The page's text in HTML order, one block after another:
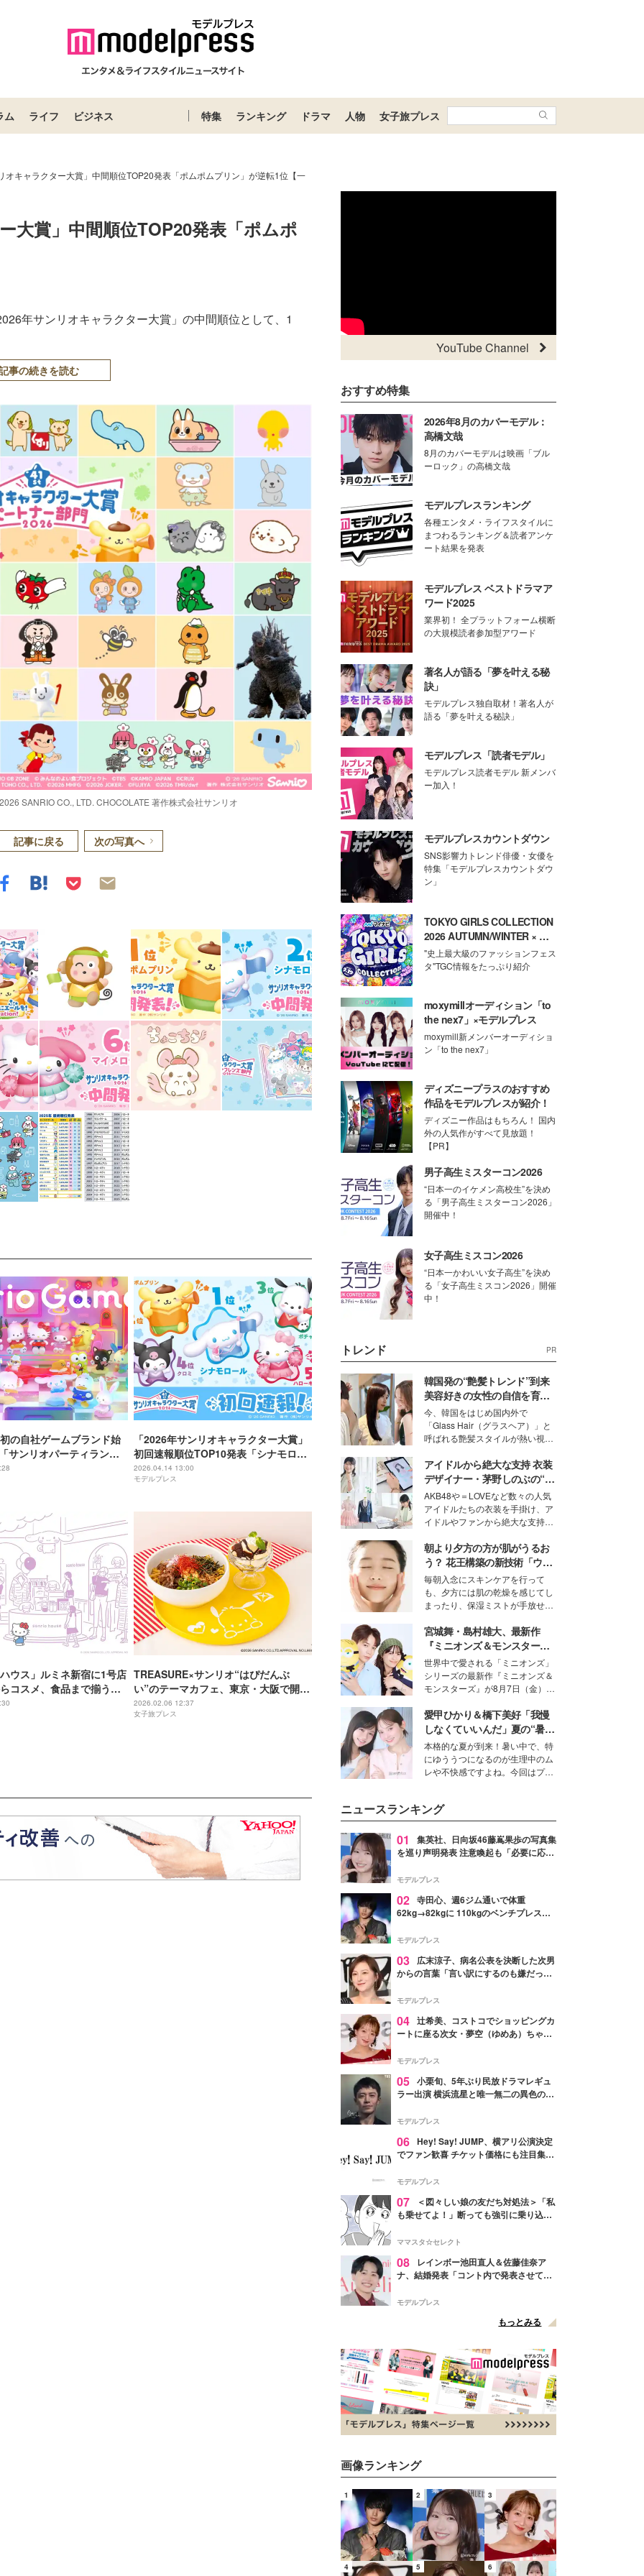
ム ライフ ビジネス 特集 ランキング ドラマ 人物 女子旅プレス
オキャラクター大賞」中間順位TOP20発表「ポムポムプリン」が逆転1位【一
大賞」中間順位TOP20発表「ポムポ
年サンリオキャラクター大賞」の中間順位として、1
事の続きを読む
SANRIO CO., LTD. CHOCOLATE 著作株式会社サンリオ
記事に戻る 次の写真へ
の自社ゲームブランド始
サンリオパーティラン
に世界同時公開
「2026年サンリオキャラクター大賞」
初回速報順位TOP10発表「シナモロー
ル」が1位【一覧】
2026.04.14 13:00
モデルプレス
ウス」ルミネ新宿に1号店
コスメ、食品まで揃う新
ア
TREASURE×サンリオ“はぴだんぶ
い”のテーマカフェ、東京・大阪で開催
TEUMEをおもてなし
2026.02.06 12:37
女子旅プレス
YouTube Channel
おすすめ特集
2026年8月のカバーモデル：
高橋文哉
8月のカバーモデルは映画「ブル
ーロック」の高橋文哉
モデルプレスランキング
各種エンタメ・ライフスタイルに
まつわるランキング＆読者アンケ
ート結果を発表
モデルプレス ベストドラマア
ワード2025
業界初！ 全プラットフォーム横断
の大規模読者参加型アワード
著名人が語る「夢を叶える秘
訣」
モデルプレス独自取材！著名人が
語る「夢を叶える秘訣」
モデルプレス「読者モデル」
モデルプレス読者モデル 新メンバ
ー加入！
モデルプレスカウントダウン
SNS影響力トレンド俳優・女優を
特集「モデルプレスカウントダウ
ン」
TOKYO GIRLS COLLECTION
2026 AUTUMN/WINTER × モ
デルプレス
"史上最大級のファッションフェス
タ"TGC情報をたっぷり紹介
moxymillオーディション「to
the nex7」×モデルプレス
moxymill新メンバーオーディショ
ン「to the nex7」
ディズニープラスのおすすめ
作品をモデルプレスが紹介！
ディズニー作品はもちろん！ 国内
外の人気作がすべて見放題！
【PR】
男子高生ミスターコン2026
“日本一のイケメン高校生”を決め
る「男子高生ミスターコン2026」
開催中！
女子高生ミスコン2026
“日本一かわいい女子高生”を決め
る「女子高生ミスコン2026」開催
中！
トレンド PR
韓国発の“艶髪トレンド”到来
美容好きの女性の自信を育む
「ヘアケア事情」って？
今、韓国をはじめ国内外で
「Glass Hair（グラスヘア）」と
呼ばれる艶髪スタイルが熱い視線
ションの完成度を高めるベースと
して、“髪そのものの美しさ”に改
めて注目する人が増えている様
子。今回は、そんな憧れの艶やか
な髪を日常で叶える、美容好きの
女性たちのヘアケア事情を紹介し
ます。
アイドルから絶大な支持 衣装
デザイナー・茅野しのぶの“可
愛い”を作る美学＜「シチズン
クロスシー」インタビュー＞
AKB48や＝LOVEなど数々の人気
アイドルたちの衣装を手掛け、ア
イドルやファンから絶大な支持を
取締役兼クリエイティブディレク
ター・茅野しのぶ。一人ひとりの
個性に寄り添い、魅力を引き出す
衣装作りは、多くの女性たちに勇
気と自信を与え続けている。
朝より夕方の方が肌がうるお
う？ 花王構築の新技術「ウォ
ーターキャプチャリングスキ
ン（捕水肌）」がスキンケア
の常識を変える予感
毎朝入念にスキンケアを行って
も、夕方には肌の乾燥を感じてし
まったり、保湿ミストが手放せな
な美容の常識を大きく変える可能
性を秘めた、革新的な「Water
Capturing Skin（ウォーターキャ
プチャリングスキン：捕水肌）」
技術を、花王が構築した。
宮城舞・島村雄大、最新作
『ミニオンズ＆モンスター
ズ』の魅力熱弁 ハチャメチャ
だけじゃない“友情と絆”に感
動
世界中で愛される「ミニオンズ」
シリーズの最新作『ミニオンズ＆
モンスターズ』が8月7日（金）に
ニオン好き”という共通点を持つモ
デルの宮城舞と島村雄大の特別対
談をお届け！それぞれの視点か
ら、今作ならではの魅力や予想外
の感動をもたらす奥深いストーリ
ーについて熱く語り合ってもらっ
愛甲ひかり＆橋下美好「我慢
しなくていいんだ」夏の“暑さ
対策”の新しい選択肢とは？
本格的な夏が到来！暑い中で、特
にゆううつになるのが生理中のム
レや不快感ですよね。今回はプラ
好さんを迎えて本音で女子会トー
ク。猛暑のお出かけを快適に過ご
すヒントや、2人が感動した夏の
生理の新常識にも迫りました。
ニュースランキング
01
集英社、日向坂46藤嶌果歩の写真集
を巡り声明発表 注意喚起も「必要に応じ
モデルプレス
02 寺田心、週6ジム通いで体重
62kg→82kgに 110kgのベンチプレス持
「かっこいい」と反響
モデルプレス
03
広末涼子、病名公表を決断した次男
からの言葉「言い訳にするのも嫌だっ
モデルプレス
04 辻希美、コストコでショッピングカ
ートに座る次女・夢空（ゆめあ）ちゃん
ぎ」「成長を感じる」の声
モデルプレス
05 小栗旬、5年ぶり民放ドラマレギュ
ラー出演 横浜流星と唯一無二の異色のバ
モデルプレス
06 Hey! Say! JUMP、横アリ公演決定
でファン歓喜 チケット価格にも注目集ま
モデルプレス
07
＜図々しい娘の友だち対処法＞「私
も乗せてよ！」断っても強引に乗り込ん
ママスタ☆セレクト
08
レインボー池田直人＆佐藤佳奈ア
ナ、結婚発表「コント内で発表させてい
点変更のため
モデルプレス
もっとみる
画像ランキング
1 2 3
4 5 6